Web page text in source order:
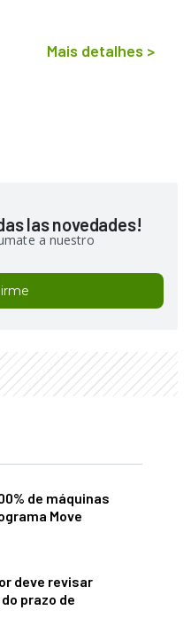
Mais detalhes >
las novedades!
a nuestro
de máquinas
Move
deve revisar
prazo de